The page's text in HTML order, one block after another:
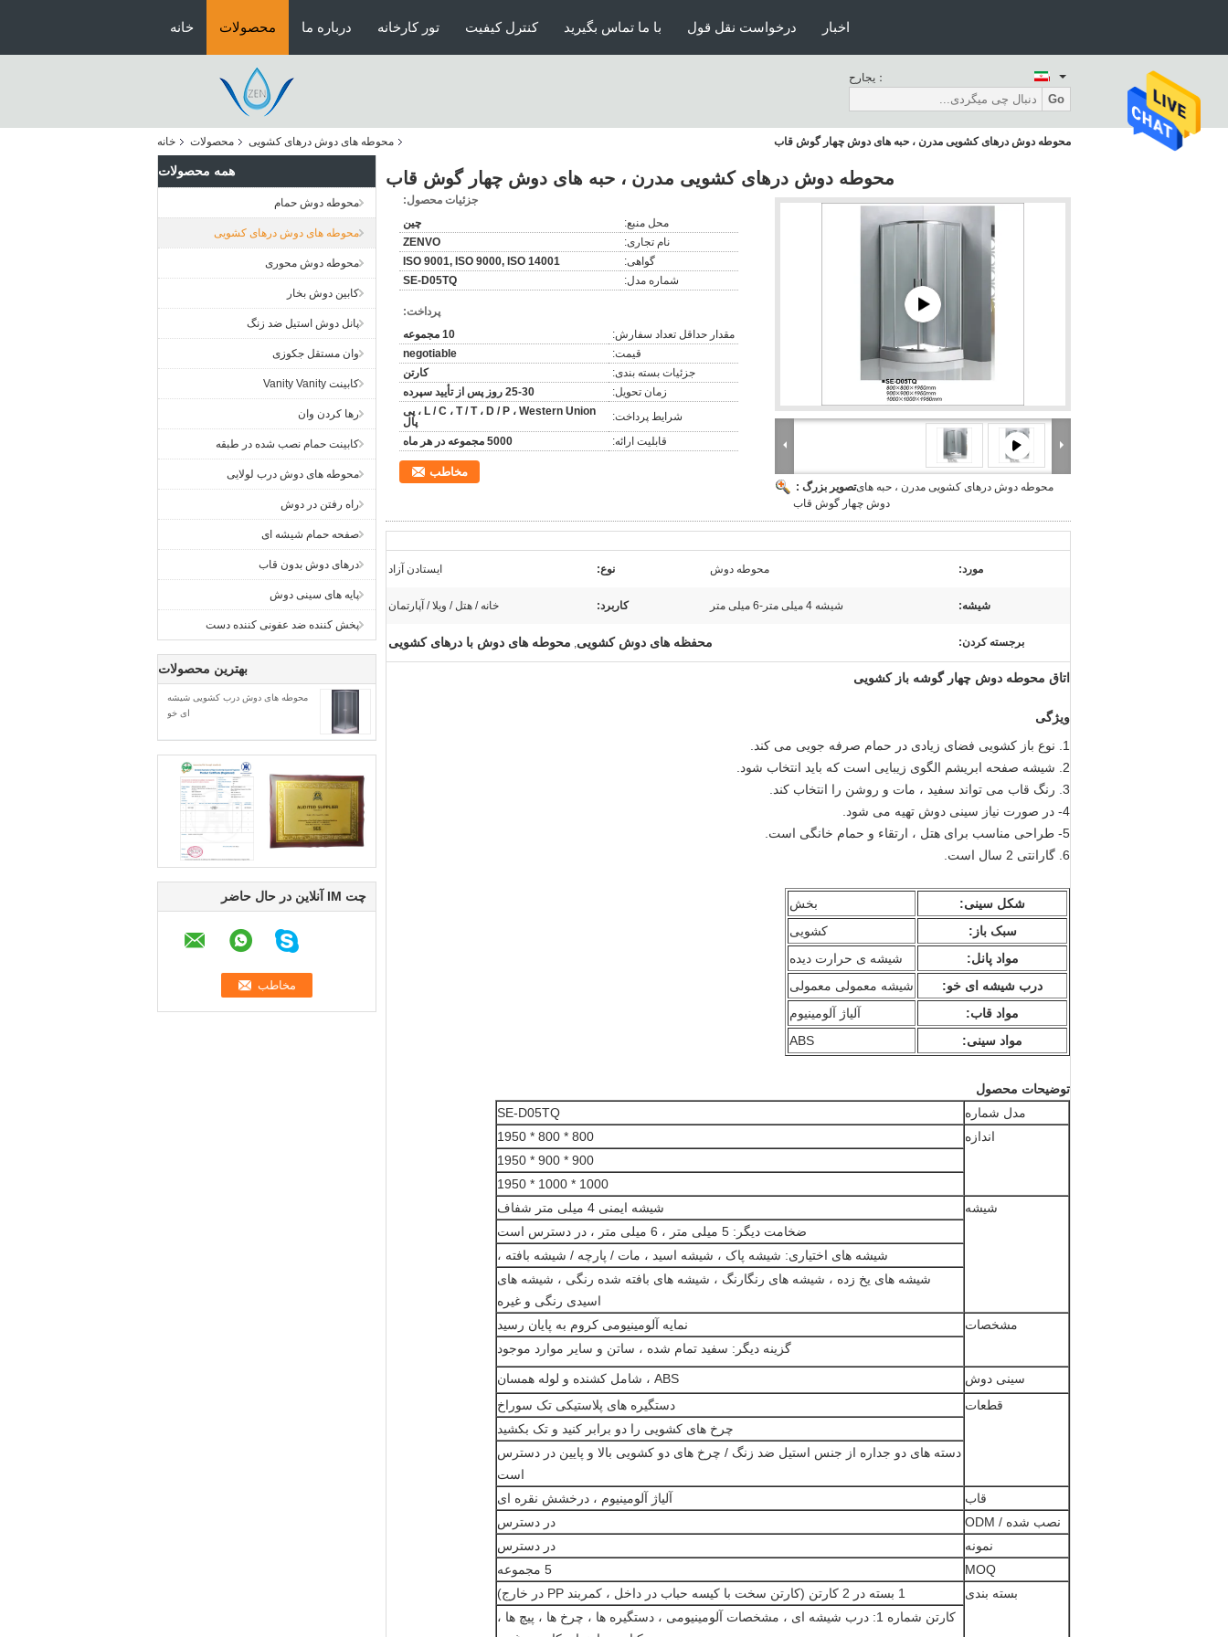
خانه محصولات درباره ما تور کارخانه کنترل کیفیت با ما تماس بگیرید درخواست نقل قول اخبار
حراجی：
Go
خانه محصولات محوطه های دوش درهای کشویی محوطه دوش درهای کشویی مدرن ، حبه های دوش چهار گوش قاب
همه محصولات
محوطه دوش حمام
محوطه های دوش درهای کشویی
محوطه دوش محوری
کابین دوش بخار
پانل دوش استیل ضد زنگ
وان مستقل جکوزی
کابینت Vanity Vanity
رها کردن وان
کابینت حمام نصب شده در طبقه
محوطه های دوش درب لولایی
راه رفتن در دوش
صفحه حمام شیشه ای
درهای دوش بدون قاب
پایه های سینی دوش
پخش کننده ضد عفونی کننده دست
بهترین محصولات
محوطه های دوش درب کشویی شیشه
ای خو
چت IM آنلاین در حال حاضر
محوطه دوش درهای کشویی مدرن ، حبه های دوش چهار گوش قاب
تصویر بزرگ :محوطه دوش درهای کشویی مدرن ، حبه های
دوش چهار گوش قاب
جزئیات محصول:
محل منبع:
چین
نام تجاری:
ZENVO
گواهی:
ISO 9001, ISO 9000, ISO 14001
شماره مدل:
SE-D05TQ
پرداخت:
مقدار حداقل تعداد سفارش:
10 مجموعه
قیمت:
negotiable
جزئیات بسته بندی:
کارتن
زمان تحویل:
25-30 روز پس از تأیید سپرده
شرایط پرداخت:
L / C ، T / T ، D / P ، Western Union ، پی
پال
قابلیت ارائه:
5000 مجموعه در هر ماه
مخاطب
مورد: محوطه دوش نوع: ایستادن آزاد
شیشه: شیشه 4 میلی متر-6 میلی متر کاربرد: خانه / هتل / ویلا / آپارتمان
برجسته کردن: محفظه های دوش کشویی, محوطه های دوش با درهای کشویی
اتاق محوطه دوش چهار گوشه باز کشویی
ویژگی
1. نوع باز کشویی فضای زیادی در حمام صرفه جویی می کند.
2. شیشه صفحه ابریشم الگوی زیبایی است که باید انتخاب شود.
3. رنگ قاب می تواند سفید ، مات و روشن را انتخاب کند.
4- در صورت نیاز سینی دوش تهیه می شود.
5- طراحی مناسب برای هتل ، ارتقاء و حمام خانگی است.
6. گارانتی 2 سال است.
شکل سینی:
بخش
سبک باز:
کشویی
مواد پانل:
شیشه ی حرارت دیده
درب شیشه ای خو:
شیشه معمولی معمولی
مواد قاب:
آلیاژ آلومینیوم
مواد سینی:
ABS
توضیحات محصول
مدل شماره
SE-D05TQ
اندازه
800 * 800 * 1950
900 * 900 * 1950
1000 * 1000 * 1950
شیشه
شیشه ایمنی 4 میلی متر شفاف
ضخامت دیگر: 5 میلی متر ، 6 میلی متر ، در دسترس است
شیشه های اختیاری: شیشه پاک ، شیشه اسید ، مات / پارچه / شیشه بافته ،
شیشه های یخ زده ، شیشه های رنگارنگ ، شیشه های بافته شده رنگی ، شیشه های
اسیدی رنگی و غیره
مشخصات
نمایه آلومینیومی کروم به پایان رسید
گزینه دیگر: سفید تمام شده ، ساتن و سایر موارد موجود
سینی دوش
ABS ، شامل کشنده و لوله همسان
قطعات
دستگیره های پلاستیکی تک سوراخ
چرخ های کشویی را دو برابر کنید و تک بکشید
دسته های دو جداره از جنس استیل ضد زنگ / چرخ های دو کشویی بالا و پایین در دسترس
است
قاب
آلیاژ آلومینیوم ، درخشش نقره ای
نصب شده / ODM
در دسترس
نمونه
در دسترس
MOQ
5 مجموعه
بسته بندی
1 بسته در 2 کارتن (کارتن سخت با کیسه حباب در داخل ، کمربند PP در خارج)
کارتن شماره 1: درب شیشه ای ، مشخصات آلومینیومی ، دستگیره ها ، چرخ ها ، پیچ ها ،